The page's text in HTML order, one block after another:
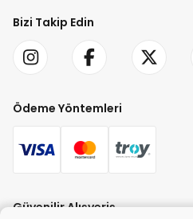
Bizi Takip Edin
Ödeme Yöntemleri
Güvenilir Alışveriş